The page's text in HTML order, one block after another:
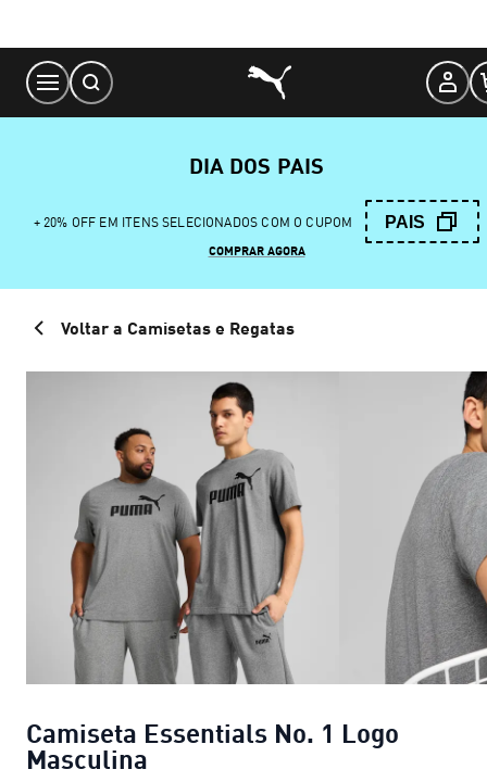
Content
DIA DOS PAIS
+ 20% OFF EM ITENS SELECIONADOS COM O CUPOM PAIS
COMPRAR AGORA
Voltar a Camisetas e Regatas
Camiseta Essentials No. 1 Logo
Masculina